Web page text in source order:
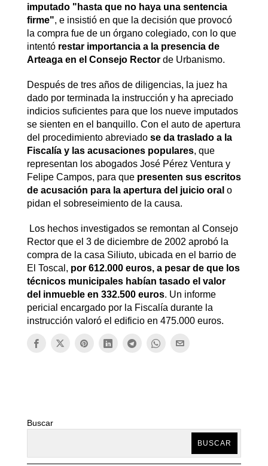
imputado "hasta que no haya una sentencia
firme", e insistió en que la decisión que provocó
la compra fue de un órgano colegiado, con lo que
intentórestar importancia a la presencia de
Arteaga en el Consejo Rectorde Urbanismo.
Después de tres años de diligencias, la juez ha
dado por terminada la instrucción y ha apreciado
indicios suficientes para que los nueve imputados
se sienten en el banquillo. Con el auto de apertura
del procedimiento abreviado se da traslado a la
Fiscalía y las acusaciones populares, que
representan los abogados José Pérez Ventura y
Felipe Campos, para que presenten sus escritos
de acusación para la apertura del juicio oral o
pidan el sobreseimiento de la causa.
Los hechos investigados se remontan al Consejo
Rector que el 3 de diciembre de 2002 aprobó la
compra de la casa Siliuto, ubicada en el barrio de
El Toscal, por 612.000 euros, a pesar de que los
técnicos municipales habían tasado el valor
del inmueble en 332.500 euros. Un informe
pericial encargado por la Fiscalía durante la
instrucción valoró el edificio en 475.000 euros.
Buscar
BUSCAR